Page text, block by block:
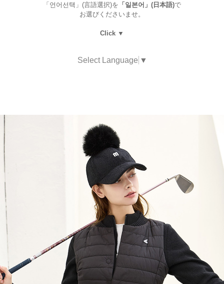
「언어선택」(言語選択)を 「일본어」(日本語)で
お選びくださいませ。
Click ▼
Select Language ▼